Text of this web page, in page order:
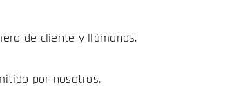
de cliente y llámanos.
por nosotros.